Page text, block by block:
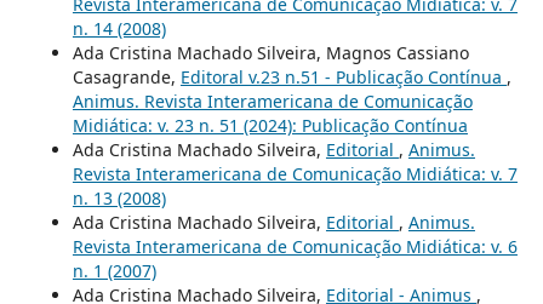
n. 14 (2008)
Ada Cristina Machado Silveira, Magnos Cassiano
Casagrande, Editoral v.23 n.51 - Publicação Contínua ,
Animus. Revista Interamericana de Comunicação
Midiática: v. 23 n. 51 (2024): Publicação Contínua
Ada Cristina Machado Silveira, Editorial , Animus.
Revista Interamericana de Comunicação Midiática: v. 7
n. 13 (2008)
Ada Cristina Machado Silveira, Editorial , Animus.
Revista Interamericana de Comunicação Midiática: v. 6
n. 1 (2007)
Ada Cristina Machado Silveira, Editorial - Animus ,